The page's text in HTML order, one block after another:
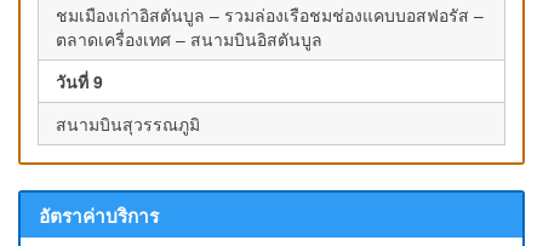
ชมเมืองเก่าอิสตันบูล – รวมล่องเรือชมช่องแคบบอสฟอรัส –
ตลาดเครื่องเทศ – สนามบินอิสตันบูล
วันที่ 9
สนามบินสุวรรณภูมิ
อัตราค่าบริการ